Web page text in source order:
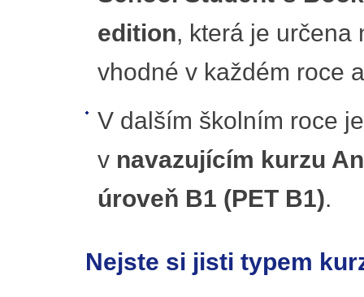
edition, která je určena
vhodné v každém roce
V dalším školním roce
v navazujícím kurzu
úroveň B1 (PET B1).
Nejste si jisti typem